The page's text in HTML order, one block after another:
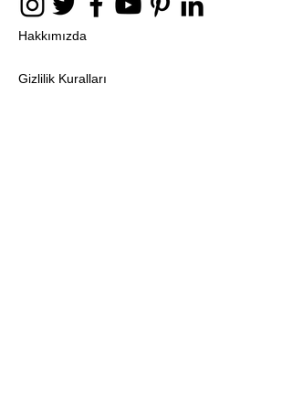
Hakkımızda
Gizlilik Kuralları